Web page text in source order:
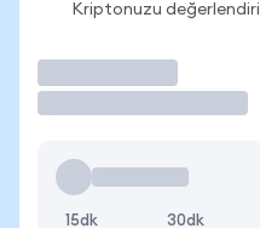
Kriptonuzu
15dk 30dk